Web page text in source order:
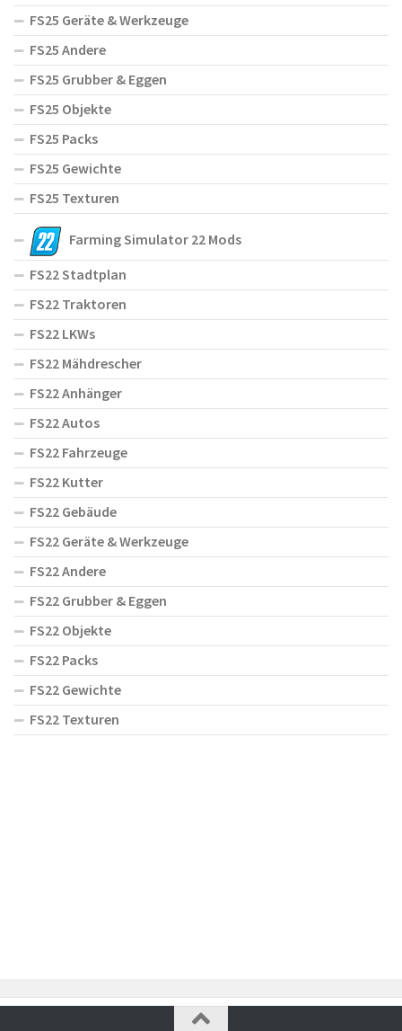
FS25 Geräte & Werkzeuge
FS25 Andere
FS25 Grubber & Eggen
FS25 Objekte
FS25 Packs
FS25 Gewichte
FS25 Texturen
Farming Simulator 22 Mods
FS22 Stadtplan
FS22 Traktoren
FS22 LKWs
FS22 Mähdrescher
FS22 Anhänger
FS22 Autos
FS22 Fahrzeuge
FS22 Kutter
FS22 Gebäude
FS22 Geräte & Werkzeuge
FS22 Andere
FS22 Grubber & Eggen
FS22 Objekte
FS22 Packs
FS22 Gewichte
FS22 Texturen